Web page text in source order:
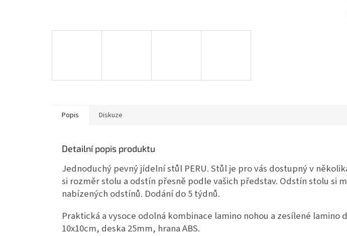
Popis Diskuze
Detailní popis produktu
Jednoduchý pevný jídelní stůl PERU. Stůl je pro vás dostupný v
si rozměr stolu a odstín přesně podle vašich představ. Odstín stolu si
nabízených odstínů. Dodání do 5 týdnů.
Praktická a vysoce odolná kombinace lamino nohou a zesílené lamino
10x10cm, deska 25mm, hrana ABS.